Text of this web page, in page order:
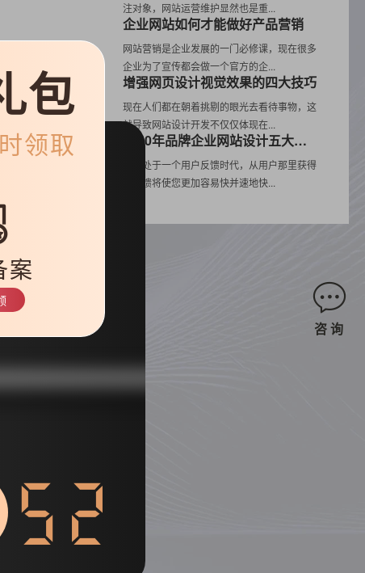
注对象，网站运营维护显然也是重...
企业网站如何才能做好产品营销
网站营销是企业发展的一门必修课，现在很多
企业为了宣传都会做一个官方的企...
增强网页设计视觉效果的四大技巧
现在人们都在朝着挑剔的眼光去看待事物，这
就导致网站设计开发不仅仅体现在...
2020年品牌企业网站设计五大流行趋势
我们处于一个用户反馈时代，从用户那里获得
的反馈将使您更加容易快并速地快...
咨 询
包
领取
案
51